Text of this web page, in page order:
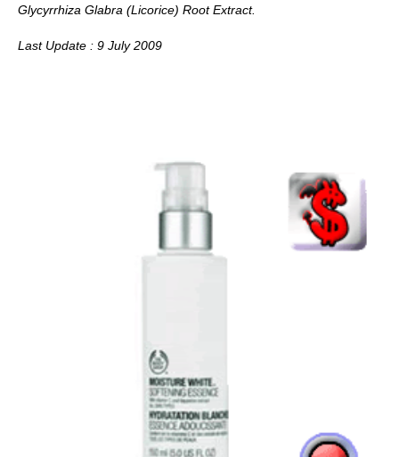
Glycyrrhiza Glabra (Licorice) Root Extract.
Last Update : 9 July 2009